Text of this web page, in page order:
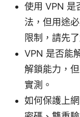
使用 VPN 是
法，但用途
限制，請先
VPN 是否能
解鎖能力，
實測。
如何保護上